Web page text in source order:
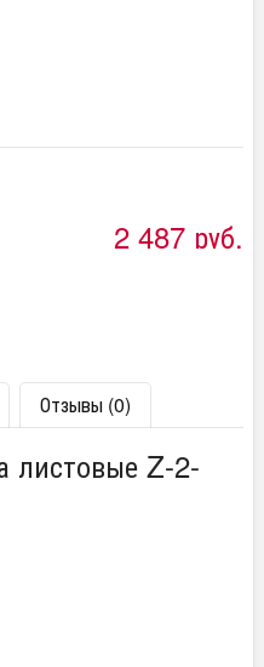
2 487 руб.
Отзывы (0)
листовые Z-2-